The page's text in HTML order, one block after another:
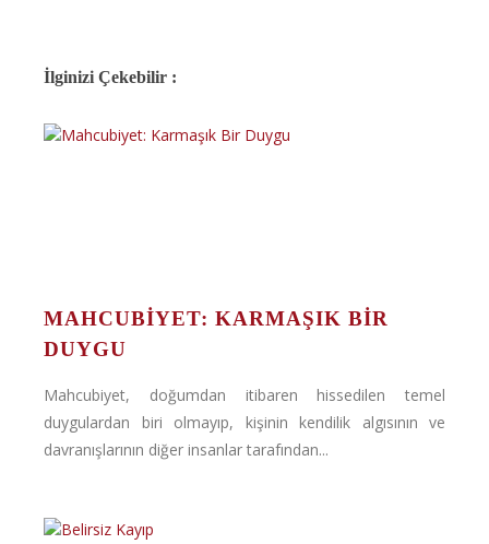
İlginizi Çekebilir :
MAHCUBIYET: KARMAŞIK BIR
DUYGU
Mahcubiyet, doğumdan itibaren hissedilen temel
duygulardan biri olmayıp, kişinin kendilik algısının ve
davranışlarının diğer insanlar tarafından...